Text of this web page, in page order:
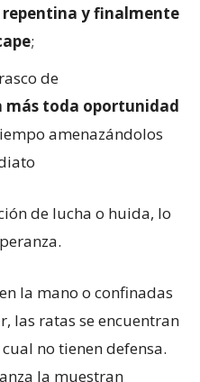
repentina y finalmente
;
de
más toda oportunidad
amenazándolos
de lucha o huida, lo
la mano o confinadas
las ratas se encuentran
no tienen defensa.
la muestran